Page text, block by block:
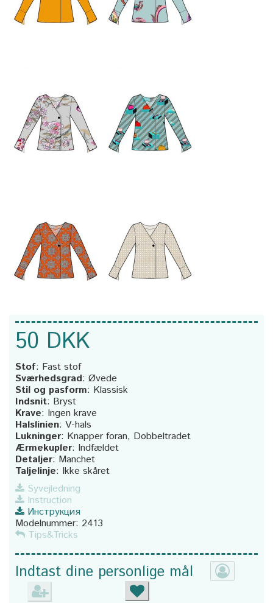
50 DKK
Stof: Fast stof
Sværhedsgrad: Øvede
Stil og pasform: Klassisk
Indsnit: Bryst
Krave: Ingen krave
Halslinien: V-hals
Lukninger: Knapper foran, Dobbeltradet
Ærmekupler: Indfældet
Detaljer: Manchet
Taljelinje: Ikke skåret
Syvejledning
Instruction
Инструкция
Modelnummer: 2413
Tips&Tricks
Indtast dine personlige mål